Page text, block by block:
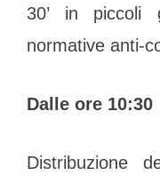
30’ in piccoli
normative anti-
Dalle ore 10:30
Distribuzione